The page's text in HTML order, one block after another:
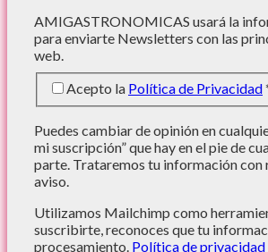
AMIGASTRONOMICAS usará la
para enviarte Newsletters con las
web.
Acepto la Política de Privacidad
Puedes cambiar de opinión en
mi suscripción” que hay en el pie de
parte. Trataremos tu información con
aviso.
Utilizamos Mailchimp como
suscribirte, reconoces que tu
procesamiento. Política de